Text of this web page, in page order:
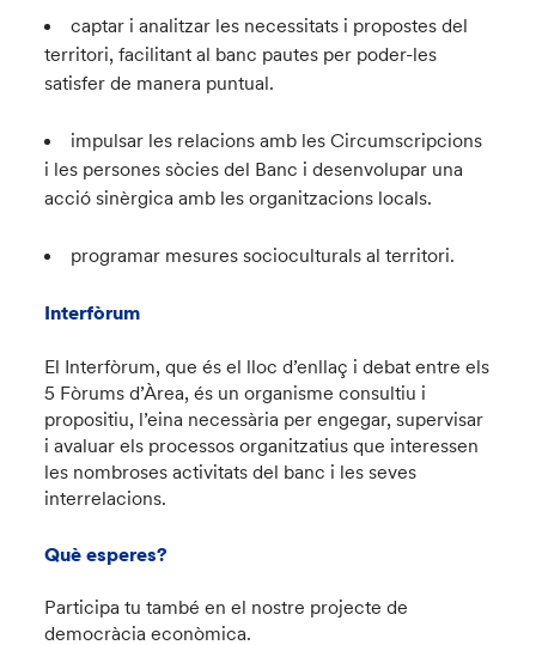
captar i analitzar les necessitats i propostes del
territori, facilitant al banc pautes per poder-les
satisfer de manera puntual.
impulsar les relacions amb les Circumscripcions
i les persones sòcies del Banc i desenvolupar una
acció sinèrgica amb les organitzacions locals.
programar mesures socioculturals al territori.
Interfòrum
El Interfòrum, que és el lloc d’enllaç i debat entre els
5 Fòrums d’Àrea, és un organisme consultiu i
propositiu, l’eina necessària per engegar, supervisar
i avaluar els processos organitzatius que interessen
les nombroses activitats del banc i les seves
interrelacions.
Què esperes?
Participa tu també en el nostre projecte de
democràcia econòmica.